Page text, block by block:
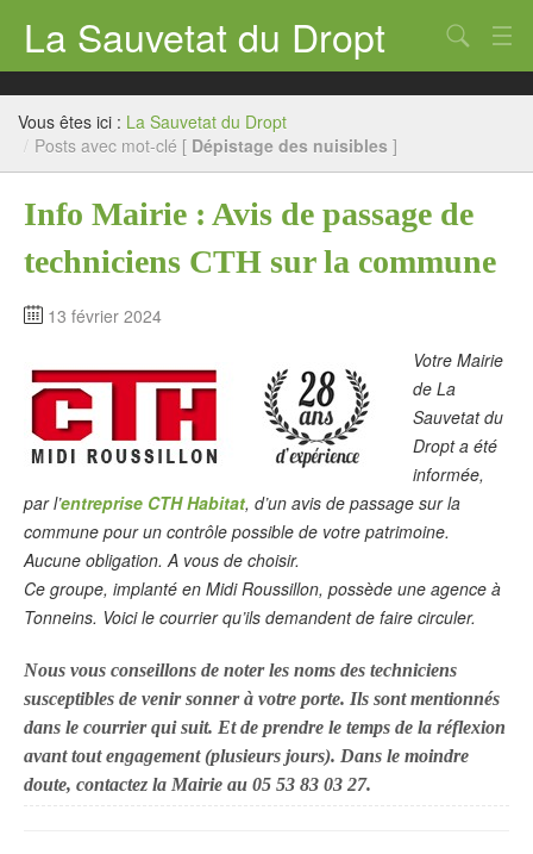
La Sauvetat du Dropt
Accueil
Mairie
Agenda 2026
Contact
Chercher
Vous êtes ici : La Sauvetat du Dropt
/ Posts avec mot-clé [ Dépistage des nuisibles ]
Info Mairie : Avis de passage de
techniciens CTH sur la commune
13 février 2024
Votre Mairie
de La
Sauvetat du
Dropt a été
informée,
par l’entreprise CTH Habitat, d’un avis de passage sur la
commune pour un contrôle possible de votre patrimoine.
Aucune obligation. A vous de choisir.
Ce groupe, implanté en Midi Roussillon, possède une agence à
Tonneins. Voici le courrier qu’ils demandent de faire circuler.
Nous vous conseillons de noter les noms des techniciens
susceptibles de venir sonner à votre porte. Ils sont mentionnés
dans le courrier qui suit. Et de prendre le temps de la réflexion
avant tout engagement (plusieurs jours). Dans le moindre
doute, contactez la Mairie au 05 53 83 03 27.